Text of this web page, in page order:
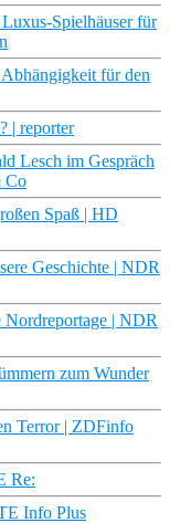
Spielhäuser für
für den
| reporter
Lesch im Gespräch
Co
Spaß | HD
Geschichte | NDR
| NDR
zum Wunder
Terror | ZDFinfo
Re:
Info Plus